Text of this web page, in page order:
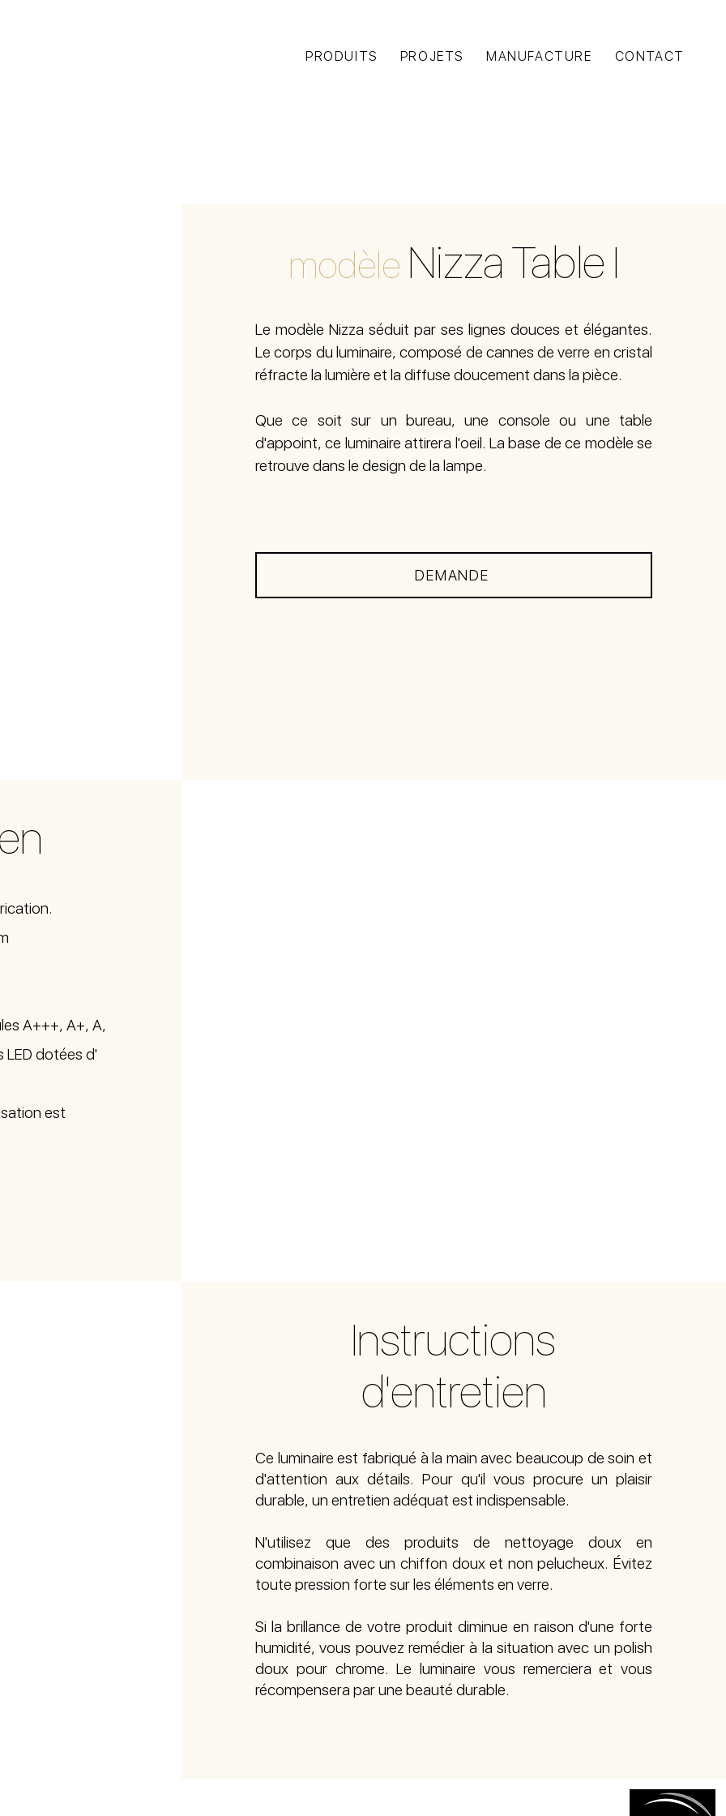
modèle Nizza Table I
Le modèle Nizza séduit par ses lignes douces et élégantes.
Le corps du luminaire, composé de cannes de verre en cristal
réfracte la lumière et la diffuse doucement dans la pièce.
Que ce soit sur un bureau, une console ou une table
d'appoint, ce luminaire attirera l'oeil. La base de ce modèle se
retrouve dans le design de la lampe.
DEMANDE
A+++, A+, A,
LED dotées d'
est
Instructions
d'entretien
Ce luminaire est fabriqué à la main avec beaucoup de soin et
d'attention aux détails. Pour qu'il vous procure un plaisir
durable, un entretien adéquat est indispensable.
N'utilisez que des produits de nettoyage doux en
combinaison avec un chiffon doux et non pelucheux. Évitez
toute pression forte sur les éléments en verre.
Si la brillance de votre produit diminue en raison d'une forte
humidité, vous pouvez remédier à la situation avec un polish
doux pour chrome. Le luminaire vous remerciera et vous
récompensera par une beauté durable.
PRODUITS PROJETS MANUFACTURE CONTACT